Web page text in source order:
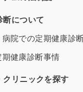
断について
病院での定期健康診
期健康診断事情
クリニックを探す